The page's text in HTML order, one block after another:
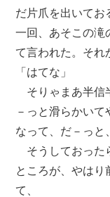
だ片爪を出いてお
一回、あそこの滝
て言われた。それ
「はてな」
そりゃまあ半信
－っと滑らかい
なって、だ－っと
そうしておった
ところが、やはり
て、